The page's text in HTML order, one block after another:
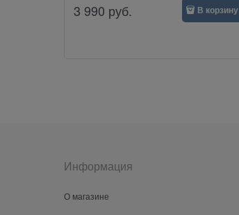
3 990 руб. В корзину
Информация
О магазине